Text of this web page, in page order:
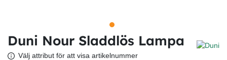
Duni Nour Sladdlös Lampa
Välj attribut för att visa artikelnummer